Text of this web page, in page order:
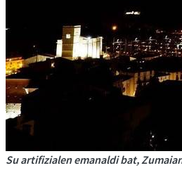
Su artifizialen emanaldi bat,